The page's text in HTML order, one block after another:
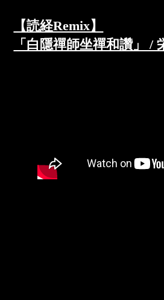
【読経Remix】
「白隱禪師坐禪和讚」 /